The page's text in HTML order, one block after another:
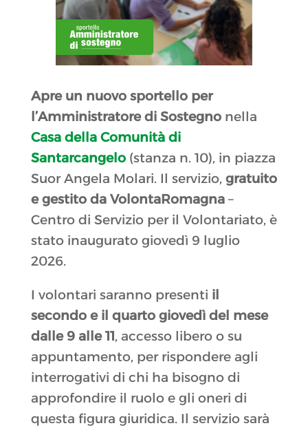
Apre un nuovo sportello per
l’Amministratore di Sostegnonella
Casa della Comunità di
Santarcangelo(stanza n. 10), in piazza
Suor Angela Molari. Il servizio, gratuito
e gestito da VolontaRomagna–
Centro di Servizio per il Volontariato, è
stato inaugurato giovedì 9 luglio
2026.
I volontari saranno presenti il
secondo e il quarto giovedì del mese
dalle 9 alle 11, accesso libero o su
appuntamento, per rispondere agli
interrogativi di chi ha bisogno di
approfondire il ruolo e gli oneri di
questa figura giuridica. Il servizio sarà